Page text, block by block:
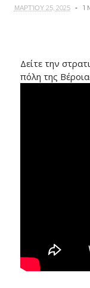
ΜΑΡΤΊΟΥ 25, 2025 1
Δείτε την
πόλη της